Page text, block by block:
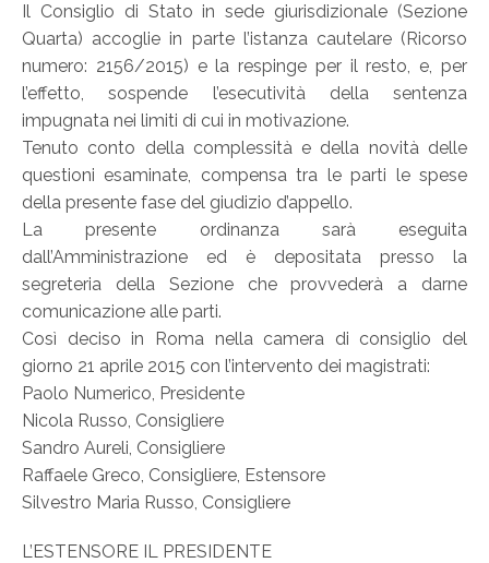
Il Consiglio di Stato in sede giurisdizionale (Sezione
Quarta) accoglie in parte l’istanza cautelare (Ricorso
numero: 2156/2015) e la respinge per il resto, e, per
l’effetto, sospende l’esecutività della sentenza
impugnata nei limiti di cui in motivazione.
Tenuto conto della complessità e della novità delle
questioni esaminate, compensa tra le parti le spese
della presente fase del giudizio d’appello.
La presente ordinanza sarà eseguita
dall’Amministrazione ed è depositata presso la
segreteria della Sezione che provvederà a darne
comunicazione alle parti.
Così deciso in Roma nella camera di consiglio del
giorno 21 aprile 2015 con l’intervento dei magistrati:
Paolo Numerico, Presidente
Nicola Russo, Consigliere
Sandro Aureli, Consigliere
Raffaele Greco, Consigliere, Estensore
Silvestro Maria Russo, Consigliere
L’ESTENSORE IL PRESIDENTE